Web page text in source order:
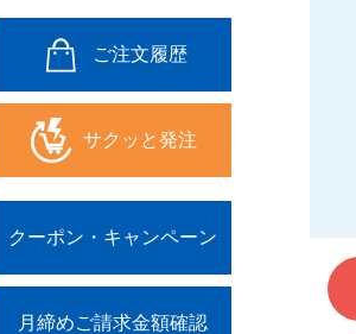
ご注文履歴
サクッと発注
クーポン・キャンペーン
月締めご請求金額確認